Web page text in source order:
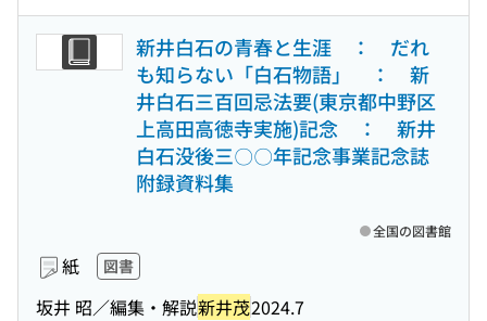
新井白石の青春と生涯 ： だれ
も知らない「白石物語」 ： 新
井白石三百回忌法要(東京都中野区
上高田高徳寺実施)記念 ： 新井
白石没後三〇〇年記念事業記念誌
附録資料集
紙 図書
坂井 昭／編集・解説新井茂2024.7
全国の図書館